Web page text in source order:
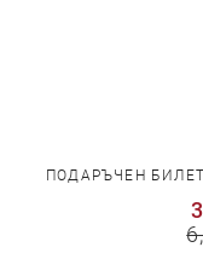
ПОДАРЪЧЕН